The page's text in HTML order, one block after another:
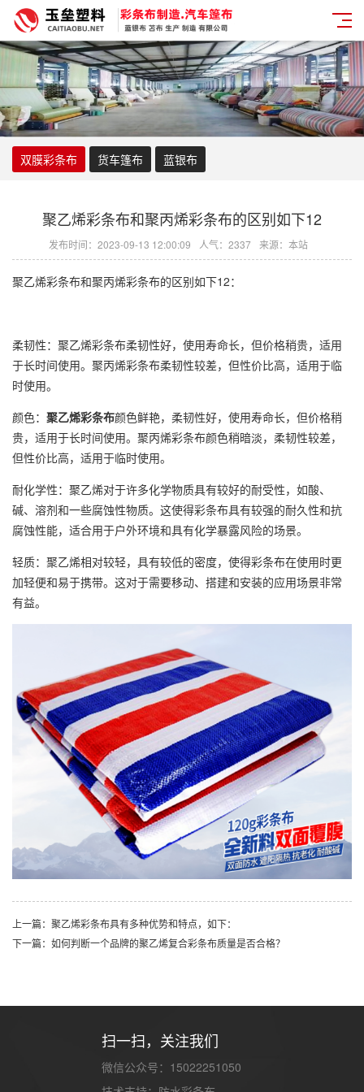
双膜彩条布 货车篷布 蓝银布
聚乙烯彩条布和聚丙烯彩条布的区别如下12
发布时间：2023-09-13 12:00:09 人气：2337 来源：本站
聚乙烯彩条布和聚丙烯彩条布的区别如下12：
柔韧性： 聚乙烯彩条布柔韧性好，使用寿命长，但价格稍贵，适用
于长时间使用。聚丙烯彩条布柔韧性较差，但性价比高，适用于临
时使用。
颜色： 聚乙烯彩条布颜色鲜艳，柔韧性好，使用寿命长，但价格稍
贵，适用于长时间使用。聚丙烯彩条布颜色稍暗淡，柔韧性较差，
但性价比高，适用于临时使用。
耐化学性：聚乙烯对于许多化学物质具有较好的耐受性，如酸、
碱、溶剂和一些腐蚀性物质。这使得彩条布具有较强的耐久性和抗
腐蚀性能，适合用于户外环境和具有化学暴露风险的场景。
轻质：聚乙烯相对较轻，具有较低的密度，使得彩条布在使用时更
加轻便和易于携带。这对于需要移动、搭建和安装的应用场景非常
有益。
上一篇：聚乙烯彩条布具有多种优势和特点，如下：
下一篇：如何判断一个品牌的聚乙烯复合彩条布质量是否合格？
扫一扫，关注我们
微信公众号：15022251050